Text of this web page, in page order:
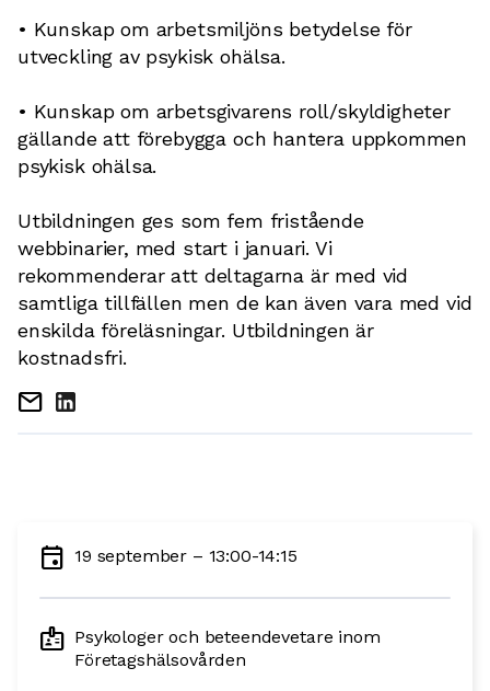
• Kunskap om arbetsmiljöns betydelse för
utveckling av psykisk ohälsa.
• Kunskap om arbetsgivarens roll/skyldigheter
gällande att förebygga och hantera uppkommen
psykisk ohälsa.
Utbildningen ges som fem fristående
webbinarier, med start i januari. Vi
rekommenderar att deltagarna är med vid
samtliga tillfällen men de kan även vara med vid
enskilda föreläsningar. Utbildningen är
kostnadsfri.
mail
event 19 september – 13:00-14:15
badge Psykologer och beteendevetare inom
Företagshälsovården